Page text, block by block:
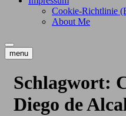
Cookie-Richtlinie
About Me
menu
Schlagwort:
Diego de